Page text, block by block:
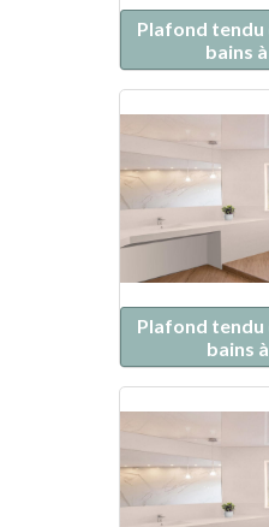
Plafond tendu
bains
Plafond tendu
bains